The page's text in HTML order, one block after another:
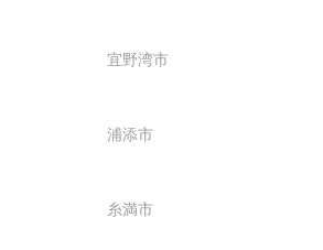
宜野湾市
浦添市
糸満市